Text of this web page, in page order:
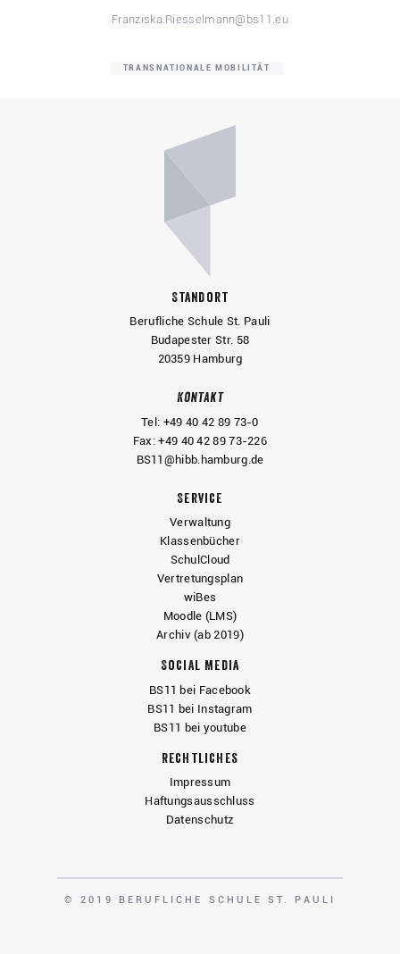
Franziska.Riesselmann@bs11.eu
TRANSNATIONALE MOBILITÄT
Standort
Berufliche Schule St. Pauli
Budapester Str. 58
20359 Hamburg
Kontakt
Tel: +49 40 42 89 73-0
Fax: +49 40 42 89 73-226
BS11@hibb.hamburg.de
Service
Verwaltung
Klassenbücher
SchulCloud
Vertretungsplan
wiBes
Moodle (LMS)
Archiv (ab 2019)
Social Media
BS11 bei Facebook
BS11 bei Instagram
BS11 bei youtube
Rechtliches
Impressum
Haftungsausschluss
Datenschutz
COPYRIGHT
© 2019 BERUFLICHE SCHULE ST. PAULI